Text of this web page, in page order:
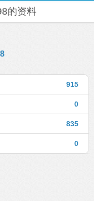
的资料
915
0
835
0